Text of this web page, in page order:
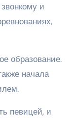
и
образование.
начала
певицей, и